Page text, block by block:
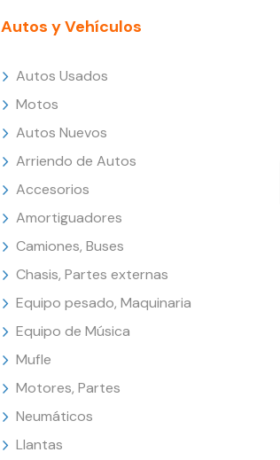
Autos y Vehículos
Autos Usados
Motos
Autos Nuevos
Arriendo de Autos
Accesorios
Amortiguadores
Camiones, Buses
Chasis, Partes externas
Equipo pesado, Maquinaria
Equipo de Música
Mufle
Motores, Partes
Neumáticos
Llantas